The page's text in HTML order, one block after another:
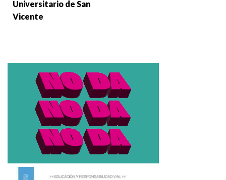
Universitario de San
Vicente